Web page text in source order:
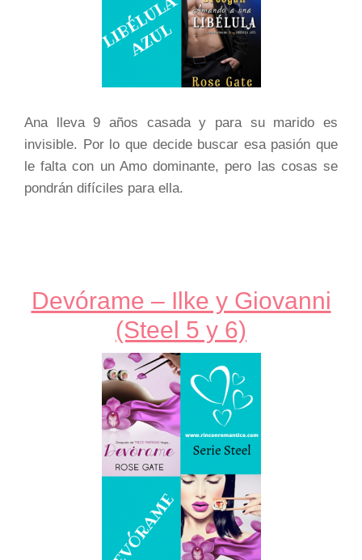
Ana lleva 9 años casada y para su marido es
invisible. Por lo que decide buscar esa pasión que
le falta con un Amo dominante, pero las cosas se
pondrán difíciles para ella.
Devórame – Ilke y Giovanni
(Steel 5 y 6)